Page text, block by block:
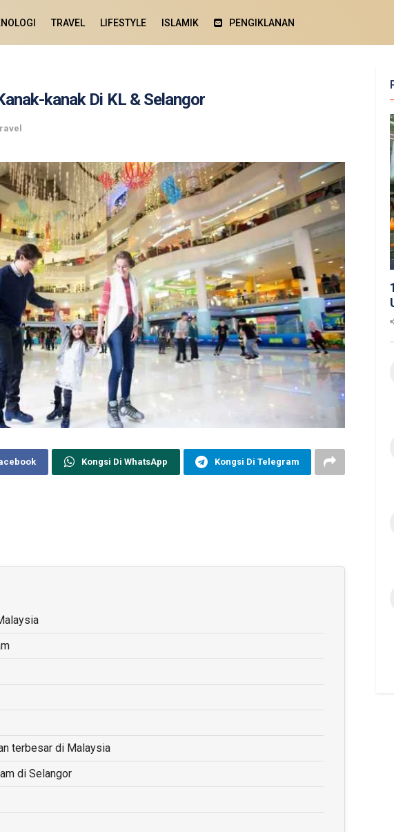
TRAVEL LIFESTYLE ISLAMIK PENGIKLANAN
kanak Di KL & Selangor
Kongsi Di WhatsApp Kongsi Di Telegram
terbesar di Malaysia
di Selangor